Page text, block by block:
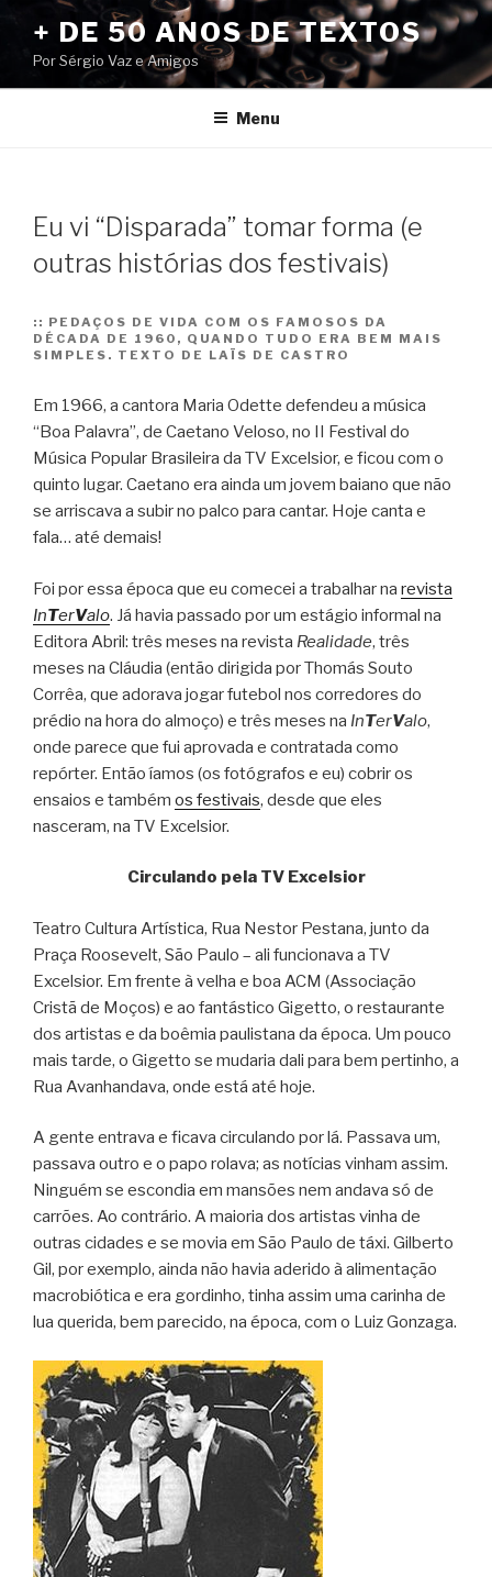
conteúdo
+ DE 50 ANOS DE TEXTOS
Por Sérgio Vaz e Amigos
Menu
Eu vi “Disparada” tomar forma (e
outras histórias dos festivais)
:: PEDAÇOS DE VIDA COM OS FAMOSOS DA
DÉCADA DE 1960, QUANDO TUDO ERA BEM MAIS
SIMPLES. TEXTO DE LAÏS DE CASTRO
Em 1966, a cantora Maria Odette defendeu a música
“Boa Palavra”, de Caetano Veloso, no II Festival do
Música Popular Brasileira da TV Excelsior, e ficou com o
quinto lugar. Caetano era ainda um jovem baiano que não
se arriscava a subir no palco para cantar. Hoje canta e
fala… até demais!
Foi por essa época que eu comecei a trabalhar na revista
InTerValo. Já havia passado por um estágio informal na
Editora Abril: três meses na revista Realidade, três
meses na Cláudia (então dirigida por Thomás Souto
Corrêa, que adorava jogar futebol nos corredores do
prédio na hora do almoço) e três meses na InTerValo,
onde parece que fui aprovada e contratada como
repórter. Então íamos (os fotógrafos e eu) cobrir os
ensaios e também os festivais, desde que eles
nasceram, na TV Excelsior.
Circulando pela TV Excelsior
Teatro Cultura Artística, Rua Nestor Pestana, junto da
Praça Roosevelt, São Paulo – ali funcionava a TV
Excelsior. Em frente à velha e boa ACM (Associação
Cristã de Moços) e ao fantástico Gigetto, o restaurante
dos artistas e da boêmia paulistana da época. Um pouco
mais tarde, o Gigetto se mudaria dali para bem pertinho, a
Rua Avanhandava, onde está até hoje.
A gente entrava e ficava circulando por lá. Passava um,
passava outro e o papo rolava; as notícias vinham assim.
Ninguém se escondia em mansões nem andava só de
carrões. Ao contrário. A maioria dos artistas vinha de
outras cidades e se movia em São Paulo de táxi. Gilberto
Gil, por exemplo, ainda não havia aderido à alimentação
macrobiótica e era gordinho, tinha assim uma carinha de
lua querida, bem parecido, na época, com o Luiz Gonzaga.